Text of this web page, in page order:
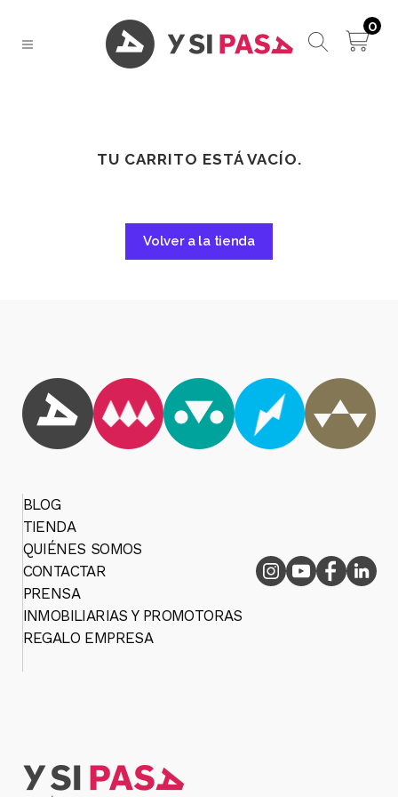
0
TU CARRITO ESTÁ VACÍO.
Volver a la tienda
BLOG
TIENDA
QUIÉNES SOMOS
CONTACTAR
PRENSA
INMOBILIARIAS Y PROMOTORAS
REGALO EMPRESA